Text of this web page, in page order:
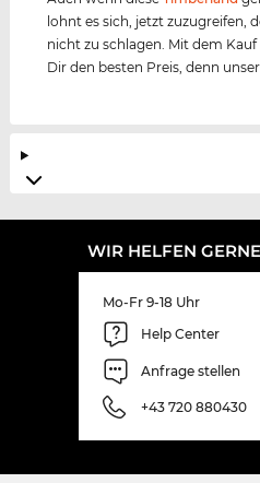
lohnt es sich, jetzt zuzugreifen,
nicht zu schlagen. Mit dem
Dir den besten Preis, denn
WIR HELFEN
Mo-Fr 9-18 Uhr
Help Center
Anfrage stellen
+43 720 880430